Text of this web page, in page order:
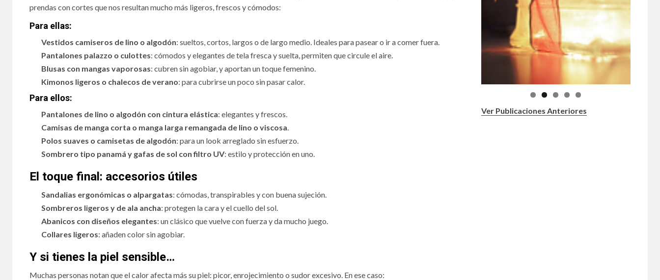
prendas con cortes que nos resultan mucho más ligeros, frescos y cómodos:
Para ellas:
Vestidos camiseros de lino o algodón: sueltos, cortos, largos o de largo medio. Ideales para pasear o ir a comer fuera.
Pantalones palazzo o culottes: cómodos y elegantes de tela fresca y suelta, permiten que circule el aire.
Blusas con mangas vaporosas: cubren sin agobiar, y aportan un toque femenino.
Kimonos ligeros o chalecos de verano: para cubrirse un poco sin pasar calor.
Para ellos:
Pantalones de lino o algodón con cintura elástica: elegantes y frescos.
Camisas de manga corta o manga larga remangada de lino o viscosa.
Polos suaves o camisetas de algodón: para un look arreglado sin esfuerzo.
Sombrero tipo panamá y gafas de sol con filtro UV: estilo y protección en uno.
El toque final: accesorios útiles
Sandalias ergonómicas o alpargatas: cómodas, transpirables y con buena sujeción.
Sombreros ligeros y de ala ancha: protegen la cara y el cuello del sol.
Abanicos con diseños elegantes: un clásico que vuelve con fuerza y da mucho juego.
Collares ligeros: añaden color sin agobiar.
Y si tienes la piel sensible…
Muchas personas notan que el calor afecta más su piel: picor, enrojecimiento o sudor excesivo. En ese caso:
Ver Publicaciones Anteriores